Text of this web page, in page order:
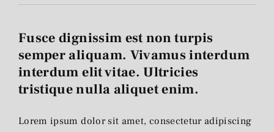
Fusce dignissim est non turpis
semper aliquam. Vivamus interdum
interdum elit vitae. Ultricies
tristique nulla aliquet enim.
Lorem ipsum dolor sit amet, consectetur adipiscing